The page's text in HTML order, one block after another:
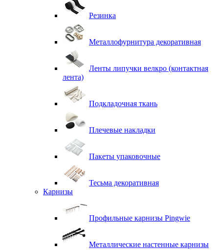
Резинка
Металлофурнитура декоративная
Ленты липучки велкро (контактная
лента)
Подкладочная ткань
Плечевые накладки
Пакеты упаковочные
Тесьма декоративная
Карнизы
Профильные карнизы Pingwie
Металлические настенные карнизы